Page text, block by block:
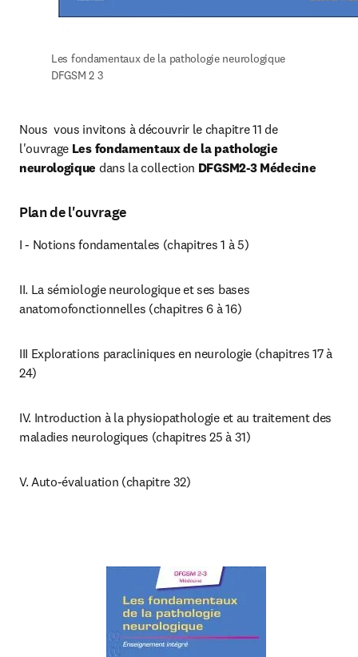
Les fondamentaux de la pathologie neurologique
DFGSM 2 3
Nous  vous invitons à découvrir le chapitre 11 de
l'ouvrage Les fondamentaux de la pathologie
neurologique dans la collection DFGSM2-3 Médecine
Plan de l'ouvrage
I - Notions fondamentales (chapitres 1 à 5)
II. La sémiologie neurologique et ses bases
anatomofonctionnelles (chapitres 6 à 16)
III Explorations paracliniques en neurologie (chapitres 17 à
24)
IV. Introduction à la physiopathologie et au traitement des
maladies neurologiques (chapitres 25 à 31)
V. Auto-évaluation (chapitre 32)